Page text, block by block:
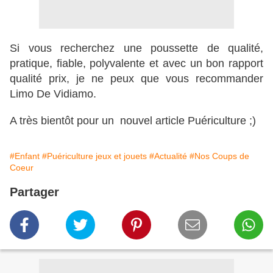
Si vous recherchez une poussette de qualité,
pratique, fiable, polyvalente et avec un bon rapport
qualité prix, je ne peux que vous recommander
Limo De Vidiamo.
A très bientôt pour un nouvel article Puériculture ;)
#Enfant #Puériculture jeux et jouets #Actualité #Nos Coups de
Coeur
Partager